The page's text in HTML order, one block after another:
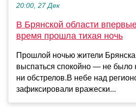
20:00, 27 Дек
В Брянской области
время прошла тихая ночь
Прошлой ночью жители Брянска
выспаться спокойно — не было
ни обстрелов.В небе над
зафиксировали вражески...